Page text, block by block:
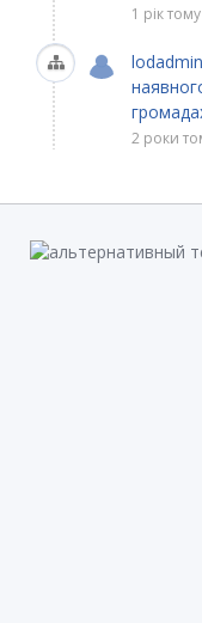
1 рік
lodadmin
2 роки